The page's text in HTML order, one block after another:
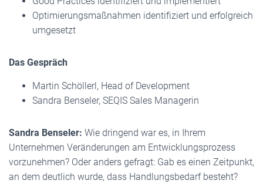
Optimierungsmaßnahmen identifiziert und erfolgreich
umgesetzt
Das Gespräch
Martin Schöllerl, Head of Development
Sandra Benseler, SEQIS Sales Managerin
Sandra Benseler: Wie dringend war es, in Ihrem
Unternehmen Veränderungen am Entwicklungsprozess
vorzunehmen? Oder anders gefragt: Gab es einen Zeitpunkt,
an dem deutlich wurde, dass Handlungsbedarf besteht?